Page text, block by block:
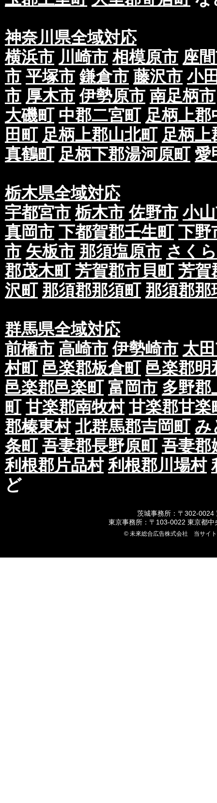
神奈川県全域対応
横浜市 川崎市 相模原市 座
市 平塚市 鎌倉市 藤沢市 小
市 厚木市 伊勢原市 南足柄市
大磯町 中郡二宮町 足柄上郡
田町 足柄上郡山北町 足柄上
真鶴町 足柄下郡湯河原町 愛
栃木県全域対応
宇都宮市 栃木市 佐野市 小
真岡市 下都賀郡壬生町 下野
市 矢板市 那須塩原市 さく
郡茂木町 芳賀郡市貝町 芳賀
沢町 那須郡那須町 那須郡那
群馬県全域対応
前橋市 高崎市 伊勢崎市 太
村町 邑楽郡板倉町 邑楽郡明
邑楽郡邑楽町 富岡市 多野郡
町 甘楽郡南牧村 甘楽郡甘楽
郡榛東村 北群馬郡吉岡町 み
条町 吾妻郡長野原町 吾妻郡
利根郡片品村 利根郡川場村
ど
茨城事務所：〒302-0024
東京事務所：〒103-0022 東京都
© 未來総合広告株式会社 当サイ